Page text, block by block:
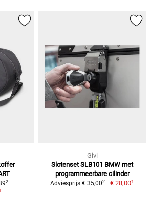
2
Givi
Slotenset SLB101 BMW met
programmeerbare cilinder
Adviesprijs € 35,002 € 28,001